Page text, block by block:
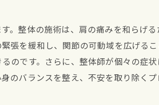
口の整体で五十肩とさよならするため
で五十肩を改善するための具体的ステ
市南口の整体で五十肩を克服する方法
施術が五十肩改善に与える影響
肩とさよならするための整体の利用法
。整体の施術は、肩の痛みを和らげ
張を緩和し、関節の可動域を広げる
のです。さらに、整体師が個々の症
のバランスを整え、不安を取り除くプ